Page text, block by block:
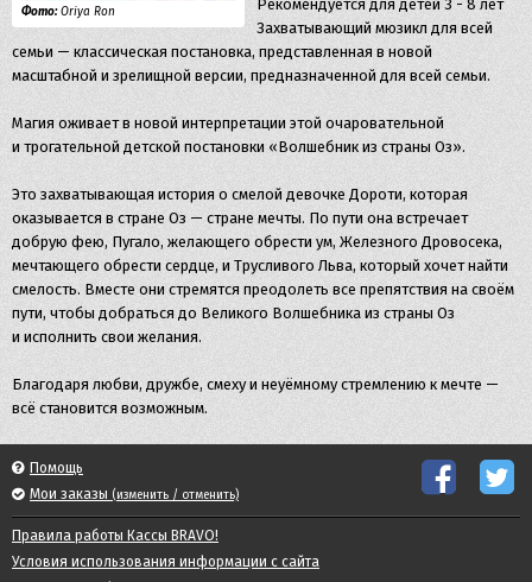
Фото:Oriya Ron
Рекомендуется для детей 3 - 8 лет
Захватывающий мюзикл для всей
семьи — классическая постановка, представленная в новой
масштабной и зрелищной версии, предназначенной для всей семьи.
Магия оживает в новой интерпретации этой очаровательной
и трогательной детской постановки «Волшебник из страны Оз».
Это захватывающая история о смелой девочке Дороти, которая
оказывается в стране Оз — стране мечты. По пути она встречает
добрую фею, Пугало, желающего обрести ум, Железного Дровосека,
мечтающего обрести сердце, и Трусливого Льва, который хочет найти
смелость. Вместе они стремятся преодолеть все препятствия на своём
пути, чтобы добраться до Великого Волшебника из страны Оз
и исполнить свои желания.
Благодаря любви, дружбе, смеху и неуёмному стремлению к мечте —
всё становится возможным.
Помощь
Мои заказы (изменить / отменить)
Правила работы Кассы BRAVO!
Условия использования информации с сайта